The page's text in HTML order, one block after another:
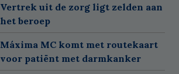
Vertrek uit de zorg ligt zelden aan
het beroep
Máxima MC komt met routekaart
voor patiënt met darmkanker